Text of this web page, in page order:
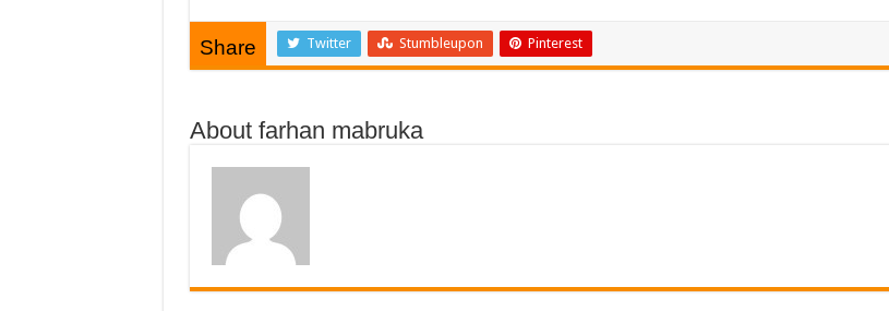
Share Twitter Stumbleupon Pinterest
About farhan mabruka